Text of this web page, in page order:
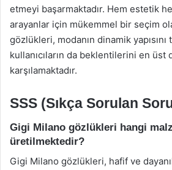
etmeyi başarmaktadır. Hem estetik
arayanlar için mükemmel bir seçim
gözlükleri, modanın dinamik
kullanıcıların da beklentilerini en üst
karşılamaktadır.
SSS (Sıkça Sorulan
Gigi Milano gözlükleri hangi
üretilmektedir?
Gigi Milano gözlükleri, hafif ve